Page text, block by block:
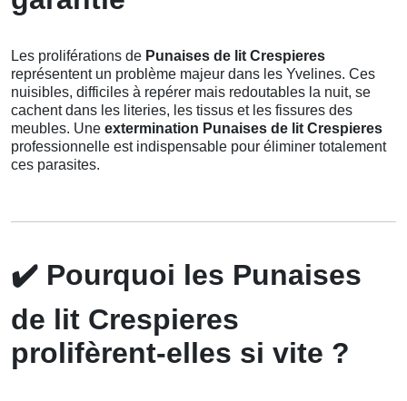
Les proliférations de Punaises de lit Crespieres
représentent un problème majeur dans les Yvelines. Ces
nuisibles, difficiles à repérer mais redoutables la nuit, se
cachent dans les literies, les tissus et les fissures des
meubles. Une extermination Punaises de lit Crespieres
professionnelle est indispensable pour éliminer totalement
ces parasites.
✔️ Pourquoi les Punaises
de lit Crespieres
prolifèrent-elles si vite ?